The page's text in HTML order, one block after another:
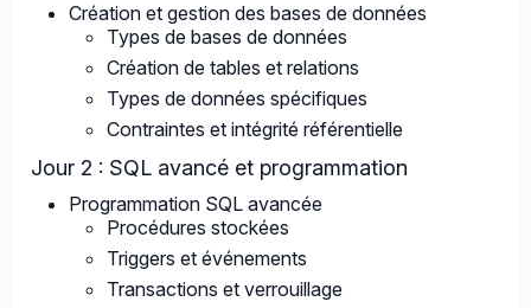
Création et gestion des bases de données
Types de bases de données
Création de tables et relations
Types de données spécifiques
Contraintes et intégrité référentielle
Jour 2 : SQL avancé et programmation
Programmation SQL avancée
Procédures stockées
Triggers et événements
Transactions et verrouillage